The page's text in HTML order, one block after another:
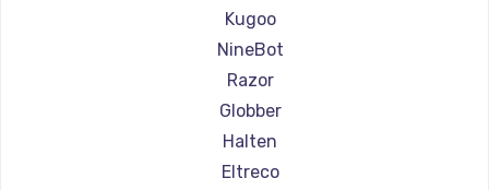
Kugoo
NineBot
Razor
Globber
Halten
Eltreco